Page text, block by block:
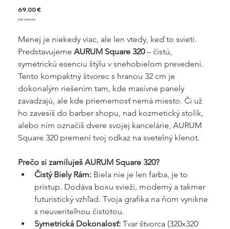
Cena
69,00 €
Daň Zahrnuté
Menej je niekedy viac, ale len vtedy, keď to svieti.
Predstavujeme AURUM Square 320 – čistú,
symetrickú esenciu štýlu v snehobielom prevedení.
Tento kompaktný štvorec s hranou 32 cm je
dokonalým riešením tam, kde masívne panely
zavadzajú, ale kde priemernosť nemá miesto. Či už
ho zavesíš do barber shopu, nad kozmetický stolík,
alebo ním označíš dvere svojej kancelárie, AURUM
Square 320 premení tvoj odkaz na svetelný klenot.
Prečo si zamiluješ AURUM Square 320?
Čistý Biely Rám: Biela nie je len farba, je to
prístup. Dodáva boxu svieži, moderný a takmer
futuristický vzhľad. Tvoja grafika na ňom vynikne
s neuveriteľnou čistotou.
Symetrická Dokonalosť: Tvar štvorca (320x320